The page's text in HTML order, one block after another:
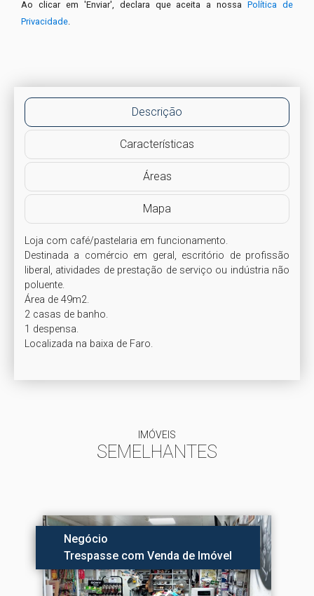
Ao clicar em 'Enviar', declara que aceita a nossaPolítica de
Privacidade
Descrição
Características
Áreas
Mapa
Loja com café/pastelaria em funcionamento.
Destinada a comércio em geral, escritório de profissão
liberal, atividades de prestação de serviço ou indústria não
poluente.
Área de 49m2.
2 casas de banho.
1 despensa.
IMÓVEIS
SEMELHANTES
Negócio
Trespasse com Venda de Imóvel